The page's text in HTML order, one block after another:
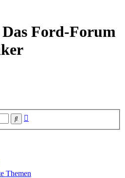
Ford-Forum
Suche
Themen